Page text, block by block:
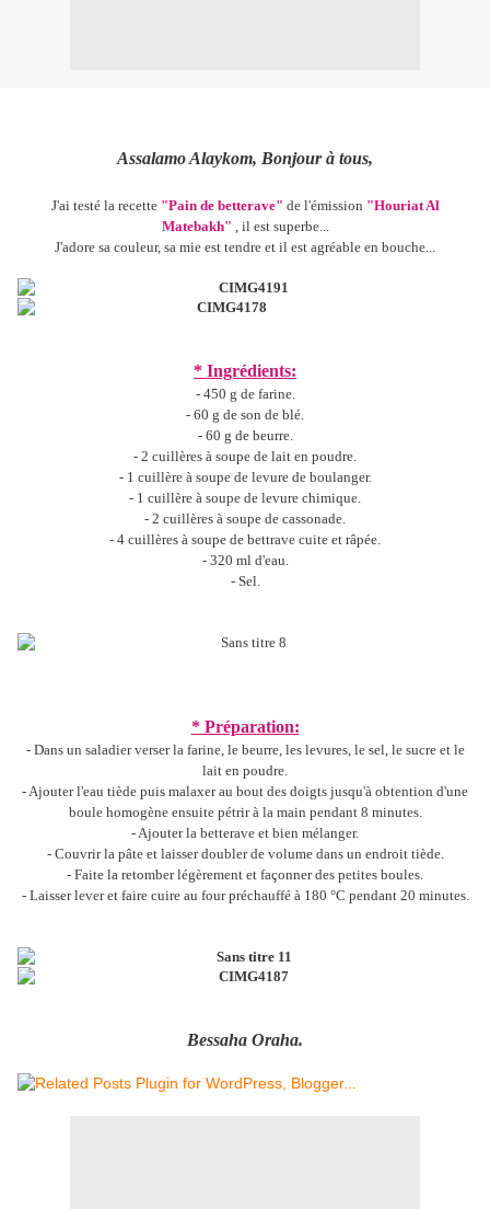
Assalamo Alaykom, Bonjour à tous,
J'ai testé la recette "Pain de betterave" de l'émission "Houriat Al
Matebakh" , il est superbe...
J'adore sa couleur, sa mie est tendre et il est agréable en bouche...
* Ingrédients:
- 450 g de farine.
- 60 g de son de blé.
- 60 g de beurre.
- 2 cuillères à soupe de lait en poudre.
- 1 cuillère à soupe de levure de boulanger.
- 1 cuillère à soupe de levure chimique.
- 2 cuillères à soupe de cassonade.
- 4 cuillères à soupe de bettrave cuite et râpée.
- 320 ml d'eau.
- Sel.
* Préparation:
- Dans un saladier verser la farine, le beurre, les levures, le sel, le sucre et le
lait en poudre.
- Ajouter l'eau tiède puis malaxer au bout des doigts jusqu'à obtention d'une
boule homogène ensuite pétrir à la main pendant 8 minutes.
- Ajouter la betterave et bien mélanger.
- Couvrir la pâte et laisser doubler de volume dans un endroit tiède.
- Faite la retomber légèrement et façonner des petites boules.
- Laisser lever et faire cuire au four préchauffé à 180 °C pendant 20 minutes.
Bessaha Oraha.